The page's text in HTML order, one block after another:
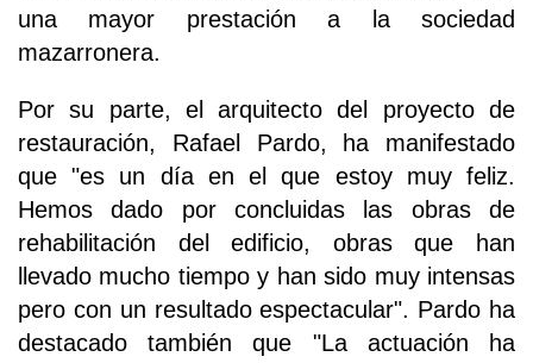
una mayor prestación a la sociedad
mazarronera.
Por su parte, el arquitecto del proyecto de
restauración, Rafael Pardo, ha manifestado
que "es un día en el que estoy muy feliz.
Hemos dado por concluidas las obras de
rehabilitación del edificio, obras que han
llevado mucho tiempo y han sido muy intensas
pero con un resultado espectacular". Pardo ha
destacado también que "La actuación ha